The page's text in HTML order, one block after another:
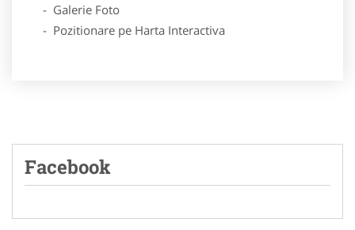
- Galerie Foto
- Pozitionare pe Harta Interactiva
Facebook